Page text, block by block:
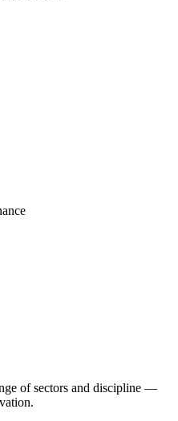
of sectors and discipline —